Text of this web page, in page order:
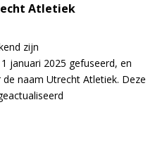
Atletiek
zijn
januari 2025 gefuseerd, en
naam Utrecht Atletiek. Deze